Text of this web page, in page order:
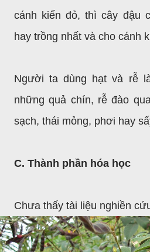
cánh kiến đỏ, thì cây đậu
hay trồng nhất và cho cánh
Người ta dùng hạt và rễ
những quả chín, rễ đào
sạch, thái mỏng, phơi hay
C. Thành phần hóa học
Chưa thấy tài liệu nghiền